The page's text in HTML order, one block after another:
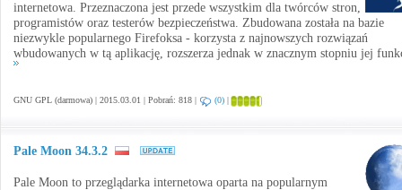
internetowa. Przeznaczona jest przede wszystkim dla twórców stron,
programistów oraz testerów bezpieczeństwa. Zbudowana została na bazie
niezwykle popularnego Firefoksa - korzysta z najnowszych rozwiązań
wbudowanych w tą aplikację, rozszerza jednak w znacznym stopniu jej
GNU GPL (darmowa) | 2015.03.01 | Pobrań: 818 | (0) |
Pale Moon 34.3.2
Pale Moon to przeglądarka internetowa oparta na popularnym